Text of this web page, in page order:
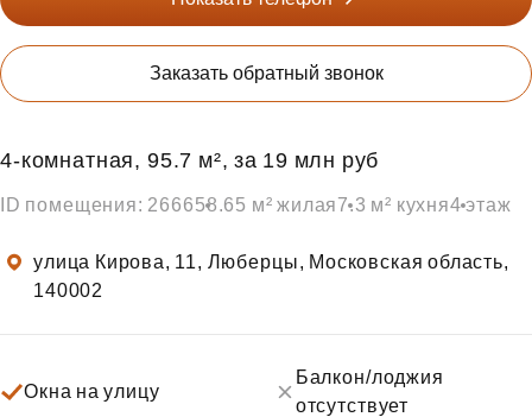
Заказать обратный звонок
4‑комнатная, 95.7 м², за 19 млн руб
ID помещения: 266658.65 м² жилая7.3 м² кухня4 этаж
улица Кирова, 11, Люберцы, Московская область,
140002
Окна на улицу
Балкон/лоджия
отсутствует